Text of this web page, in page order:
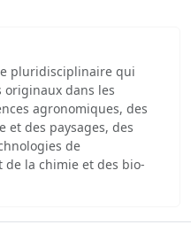
pluridisciplinaire qui
dans les
agronomiques, des
et des paysages, des
de
de la chimie et des bio-